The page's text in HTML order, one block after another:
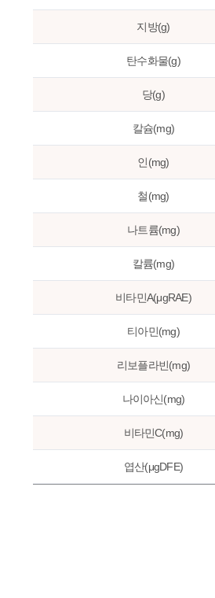
지방(g)
탄수화물(g)
당(g)
칼슘(mg)
인(mg)
철(mg)
나트륨(mg)
칼륨(mg)
비타민A(μgRAE)
티아민(mg)
리보플라빈(mg)
나이아신(mg)
비타민C(mg)
엽산(μgDFE)